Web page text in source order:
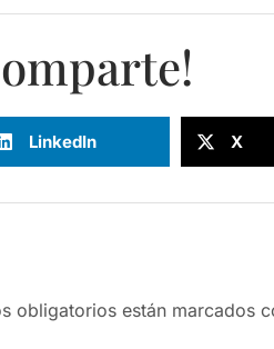
LinkedIn X
obligatorios están marcados